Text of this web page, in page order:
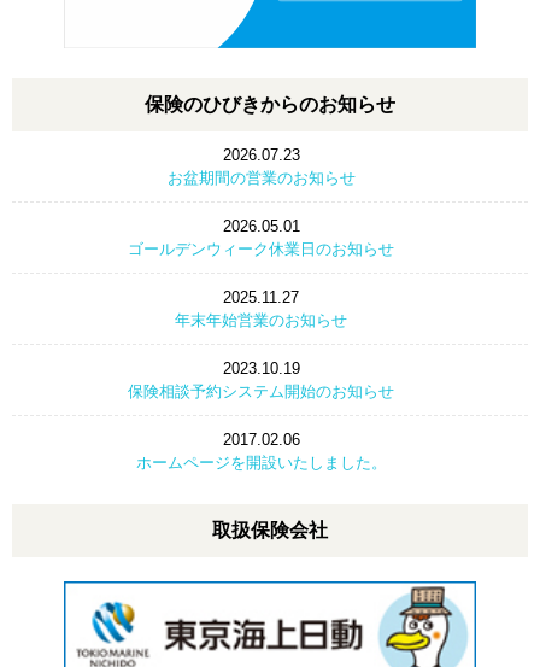
保険のひびきからのお知らせ
2026.07.23
お盆期間の営業のお知らせ
2026.05.01
ゴールデンウィーク休業日のお知らせ
2025.11.27
年末年始営業のお知らせ
2023.10.19
保険相談予約システム開始のお知らせ
2017.02.06
ホームページを開設いたしました。
取扱保険会社